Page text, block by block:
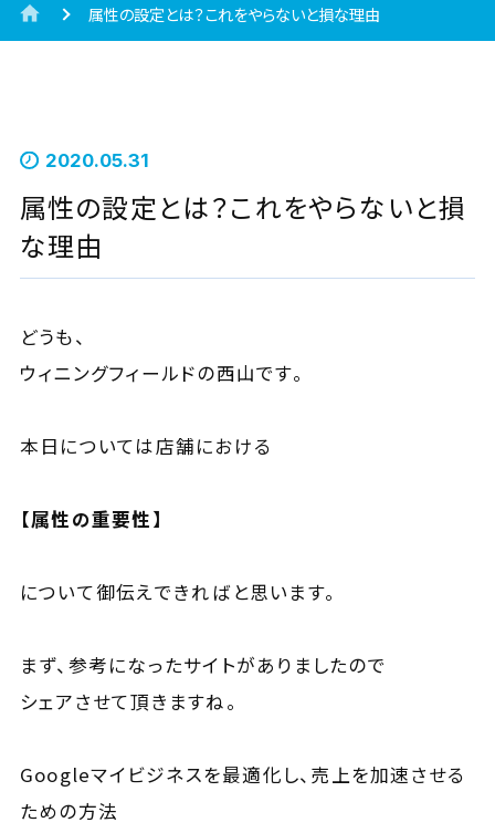
属性の設定とは？これをやらないと損な理由
2020.05.31
属性の設定とは？これをやらないと損
な理由
どうも、
ウィニングフィールドの西山です。
本日については店舗における
【属性の重要性】
について御伝えできればと思います。
まず、参考になったサイトがありましたので
シェアさせて頂きますね。
Googleマイビジネスを最適化し、売上を加速させる
ための方法